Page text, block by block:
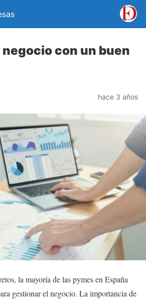
con un buen
hace 3 años
la mayoría de las pymes en España
gestionar el negocio. La importancia de